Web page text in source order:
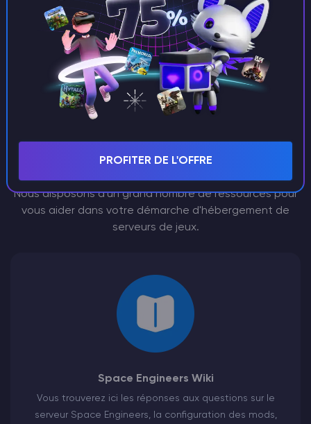
Space Engineers
Ressources pour
l'hébergement de
serveurs
Nous disposons d'un grand nombre de ressources pour
vous aider dans votre démarche d'hébergement de
serveurs de jeux.
Space Engineers Wiki
Vous trouverez ici les réponses aux questions sur le
serveur Space Engineers, la configuration des mods,
PROFITER DE L'OFFRE